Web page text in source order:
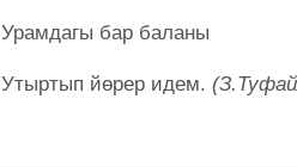
Урамдагы бар баланы
Утыртып йөрер идем. (